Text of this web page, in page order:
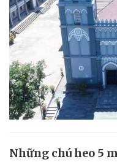
Những chú heo 5